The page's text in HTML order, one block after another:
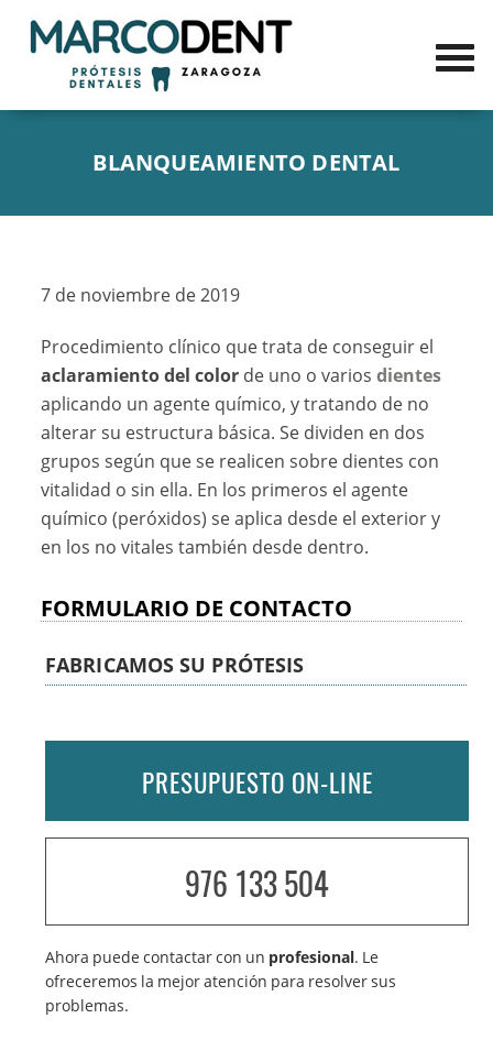
BLANQUEAMIENTO DENTAL
7 de noviembre de 2019
Procedimiento clínico que trata de conseguir el
aclaramiento del color de uno o variosdientes
aplicando un agente químico, y tratando de no
alterar su estructura básica. Se dividen en dos
grupos según que se realicen sobre dientes con
vitalidad o sin ella. En los primeros el agente
químico (peróxidos) se aplica desde el exterior y
en los no vitales también desde dentro.
FORMULARIO DE CONTACTO
FABRICAMOS SU PRÓTESIS
PRESUPUESTO ON-LINE
976 133 504
Ahora puede contactar con un profesional. Le
ofreceremos la mejor atención para resolver sus
problemas.